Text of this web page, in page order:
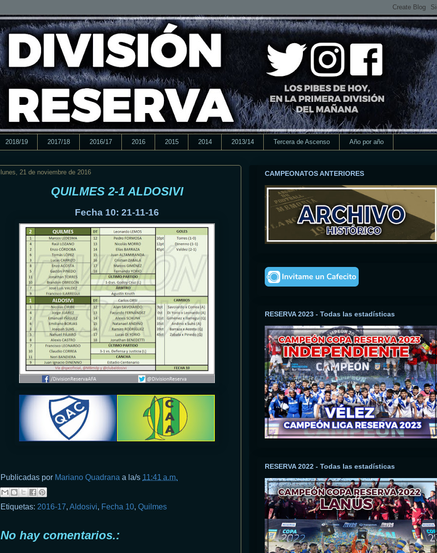
2018/19 2017/18 2016/17 2016 2015 2014 2013/14 Tercera de Ascenso Año por año
lunes, 21 de noviembre de 2016
QUILMES 2-1 ALDOSIVI
Fecha 10: 21-11-16
Publicadas por Mariano Quadrana a la/s 11:41 a.m.
Etiquetas: 2016-17, Aldosivi, Fecha 10, Quilmes
No hay comentarios.:
CAMPEONATOS ANTERIORES
RESERVA 2023 - Todas las estadísticas
RESERVA 2022 - Todas las estadísticas